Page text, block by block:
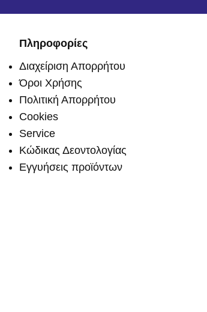
Πληροφορίες
Διαχείριση Απορρήτου
Όροι Χρήσης
Πολιτική Απορρήτου
Cookies
Service
Κώδικας Δεοντολογίας
Εγγυήσεις προϊόντων